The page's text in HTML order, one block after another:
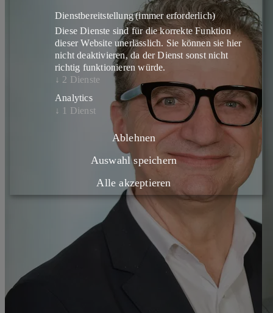
Dienstbereitstellung(immer erforderlich)
Diese Dienste sind für die korrekte Funktion
dieser Website unerlässlich. Sie können sie hier
nicht deaktivieren, da der Dienst sonst nicht
richtig funktionieren würde.
↓ 2 Dienste
Analytics
↓ 1 Dienst
Ablehnen
Auswahl speichern
Alle akzeptieren